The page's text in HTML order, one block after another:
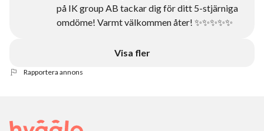
på IK group AB tackar dig för ditt 5-stjärniga
omdöme! Varmt välkommen åter! ✨✨✨✨✨
Visa fler
Rapportera annons